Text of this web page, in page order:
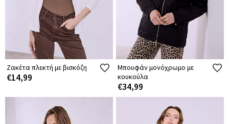
Ζακέτα πλεκτή με βισκόζη
€14,99
Μπουφάν μονόχρωμο με
κουκούλα
€34,99